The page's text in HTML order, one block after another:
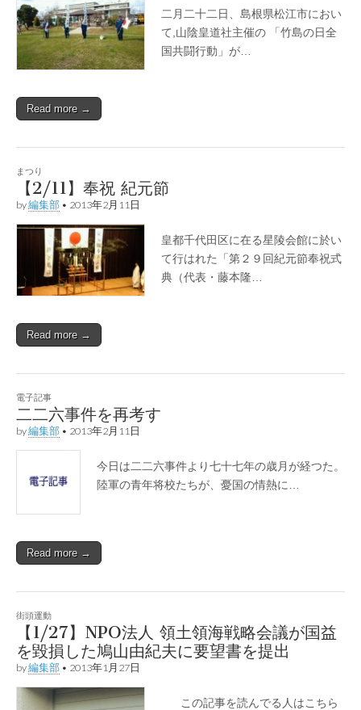
二月二十二日、島根県松江市におい
て,山陰皇道社主催の 「竹島の日全
国共闘行動」が…
Read more →
まつり
【2/11】奉祝 紀元節
by編集部 • 2013年2月11日
皇都千代田区に在る星陵会館に於い
て行はれた「第２９回紀元節奉祝式
典（代表・藤本隆…
Read more →
電子記事
二二六事件を再考す
by編集部 • 2013年2月11日
今日は二二六事件より七十七年の歳月が経つた。
陸軍の青年将校たちが、憂国の情熱に…
Read more →
街頭運動
【1/27】NPO法人 領土領海戦略会議が国益
を毀損した鳩山由紀夫に要望書を提出
by編集部 • 2013年1月27日
この記事を読んでる人はこちら